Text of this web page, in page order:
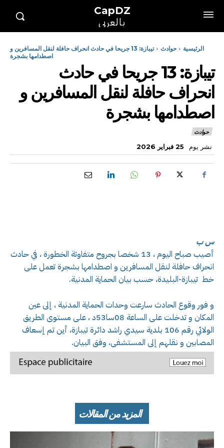
CapDZ
بالعربي
الرئيسية حوادث
تيبازة: 13 جريحا في حادث انحراف حافلة لنقل المسافرين و
اصطدامها بشجرة
تيبازة: 13 جريحا في حادث
انحراف حافلة لنقل المسافرين و
اصطدامها بشجرة
حوادث
نشر يوم 25 فبراير 2026
س ب
أصيب صباح اليوم ، 13 شخصا بجروح متفاوتة الخطورة ، في حادث
انحراف حافلة لنقل المسافرين و اصطدامها بشجرة تعمل على
خط تيبازة-البليدة، حسب بيان الحماية المدنية.
و فور وقوع الحادث سارعت وحدات الحماية المدنية ، إلى عين
المكان و تدخلت على الساعة 08سا53د ، على مستوى الطريق
الولائي رقم 106 بلدية سيدي راشد دائرة تيبازة، أين تم إسعاف
المصابين و نقلهم إلى المستشفى، وفق البيان.
المزيد من المقالات